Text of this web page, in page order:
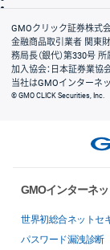
会社案内
GMOクリック証券株式
金融商品取引業者 関東
務局長（銀代）第330号
加入協会：日本証券業協
当社はGMOインターネ
© GMO CLICK Securities, Inc.
GMOインターネ
世界初総合ネットセ
パスワード漏洩診断